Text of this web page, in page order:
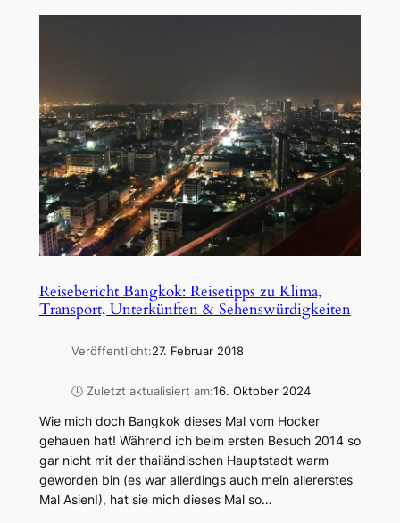
Reisebericht Bangkok: Reisetipps zu Klima,
Transport, Unterkünften & Sehenswürdigkeiten
Veröffentlicht:27. Februar 2018
🕓 Zuletzt aktualisiert am:16. Oktober 2024
Wie mich doch Bangkok dieses Mal vom Hocker
gehauen hat! Während ich beim ersten Besuch 2014 so
gar nicht mit der thailändischen Hauptstadt warm
geworden bin (es war allerdings auch mein allererstes
Mal Asien!), hat sie mich dieses Mal so…